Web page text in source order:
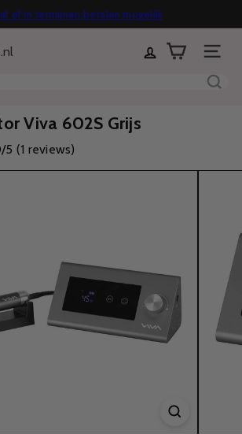
Gratis verzending vanaf €70
14 dagen bedenktijd
of in termijnen betalen mogelijk
Viva 602S Grijs
5 (1 reviews)